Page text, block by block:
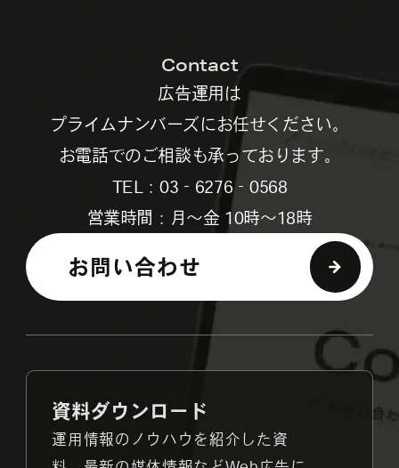
Contact
広告運用は
プライムナンバーズにお任せください。
お電話でのご相談も承っております。
TEL：03‐6276‐0568
営業時間：月～金 10時～18時
お問い合わせ
資料ダウンロード
運用情報のノウハウを紹介した資